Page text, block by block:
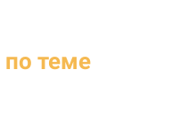
по теме